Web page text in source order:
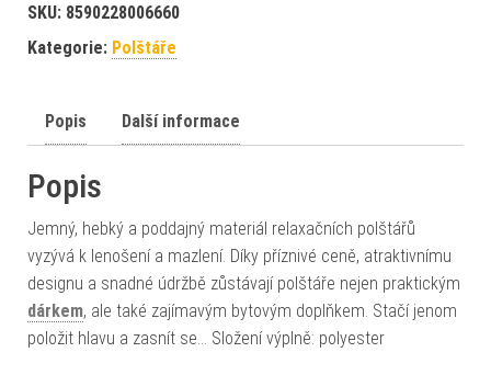
SKU: 8590228006660
Kategorie: Polštáře
Popis Další informace
Popis
Jemný, hebký a poddajný materiál relaxačních polštářů
vyzývá k lenošení a mazlení. Díky příznivé ceně, atraktivnímu
designu a snadné údržbě zůstávají polštáře nejen praktickým
dárkem, ale také zajímavým bytovým doplňkem. Stačí jenom
položit hlavu a zasnít se… Složení výplně: polyester